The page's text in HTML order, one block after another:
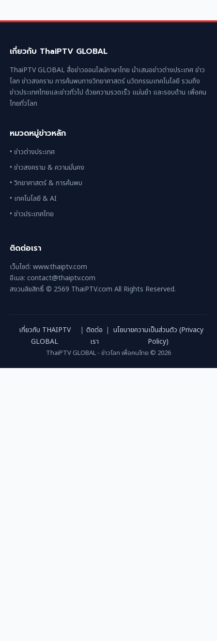
เกี่ยวกับ ThaiPTV GLOBAL
ThaiPTV GLOBAL สื่อข่าวออนไลน์ภาษาไทย นำเสนอข่าวต่างประเทศ ข่าว
โลก ข่าวสงคราม การค้นพบทางวิทยาศาสตร์ นวัตกรรมเทคโนโลยี รวมถึง
ข่าวประเทศไทยและข่าวทั่วไป ด้วยความรวดเร็ว แม่นยำ และรอบด้าน เพื่อคน
ไทยทั่วโลก
หมวดหมู่ข่าวหลัก
• ข่าวต่างประเทศ
• ข่าวสงคราม & ความมั่นคง
• วิทยาศาสตร์ & การค้นพบ
• เทคโนโลยี & AI
• ข่าวประเทศไทย
ติดต่อเรา
เว็บไซต์: www.thaiptv.com
อีเมล: contact@thaiptv.com
สงวนลิขสิทธิ์ © 2569 ThaiPTV.com All Rights Reserved.
เกี่ยวกับ THAIPTV
GLOBAL
| ติดต่อ
เรา
| นโยบายความเป็นส่วนตัว (Privacy
Policy)
ThaiPTV GLOBAL - ข่าวโลก เพื่อคนไทย © 2026